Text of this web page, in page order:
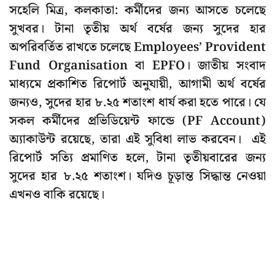
সহেলি মিত্র, কলকাতা:কর্মীদের জন্য আসতে চলেছে
সুখবর। টানা তৃতীয় অর্থ বর্ষের জন্য সুদের হার
অপরিবর্তিত রাখতে চলেছে Employees’ Provident
Fund Organisation বা EPFO। জাতীয় সংবাদ
মাধ্যমে প্রকাশিত রিপোর্ট অনুযায়ী, আগামী অর্থ বর্ষের
জন্যও, সুদের হার ৮.২৫ শতাংশ ধার্য করা হতে পারে। যে
সকল কর্মীদের প্রভিডিয়েন্ট ফান্ডে (PF Account)
অ্যাকাউন্ট রয়েছে, তারা এই সুবিধা লাভ করবেন। এই
রিপোর্ট সত্যি প্রমাণিত হলে, টানা তৃতীয়বারের জন্য
সুদের হার ৮.২৫ শতাংশ। যদিও চূড়ান্ত সিদ্ধান্ত নেওয়া
এখনও বাকি রয়েছে।